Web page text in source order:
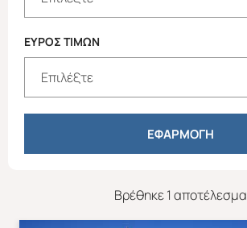
ΕΥΡΟΣ ΤΙΜΩΝ
ΕΦΑΡΜΟΓΗ
Βρέθηκε 1 αποτέλεσμα